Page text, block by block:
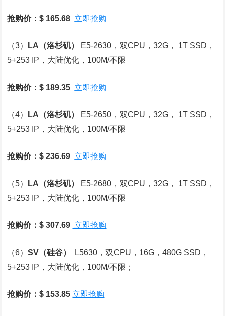
抢购价：$ 165.68 立即抢购
（3） LA （洛杉矶）
E5-2630，双CPU，32G， 1T SSD，
5+253 IP，大陆优化，100M/不限
抢购价：$ 189.35 立即抢购
（4） LA （洛杉矶）
E5-2650，双CPU，32G， 1T SSD，
5+253 IP，大陆优化，100M/不限
抢购价：$ 236.69 立即抢购
（5） LA （洛杉矶）
E5-2680，双CPU，32G， 1T SSD，
5+253 IP，大陆优化，100M/不限
抢购价：$ 307.69 立即抢购
（6）SV （硅谷）
L5630，双CPU，16G，480G SSD，
5+253 IP，大陆优化，100M/不限；
抢购价：$ 153.85 立即抢购